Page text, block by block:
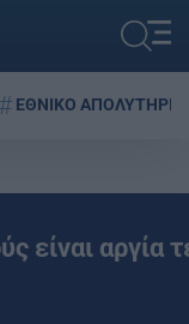
ΕΘΝΙΚΟ ΑΠΟΛΥΤΗΡΙΟ
είναι αργία